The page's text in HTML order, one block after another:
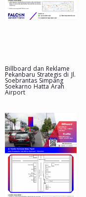
Billboard dan Reklame
Pekanbaru Strategis di Jl.
Soebrantas Simpang
Soekarno Hatta Arah
Airport